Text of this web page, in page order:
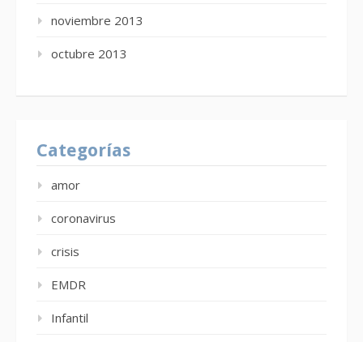
noviembre 2013
octubre 2013
Categorías
amor
coronavirus
crisis
EMDR
Infantil